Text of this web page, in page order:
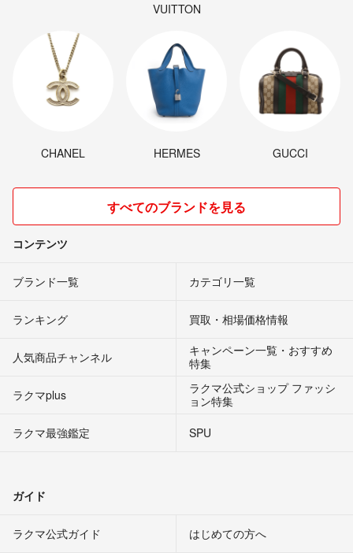
VUITTON
CHANEL HERMES GUCCI
すべてのブランドを見る
コンテンツ
ブランド一覧 カテゴリ一覧
ランキング 買取・相場価格情報
人気商品チャンネル
キャンペーン一覧・おすすめ
特集
ラクマplus
ラクマ公式ショップ ファッシ
ョン特集
ラクマ最強鑑定
SPU
ガイド
ラクマ公式ガイド はじめての方へ